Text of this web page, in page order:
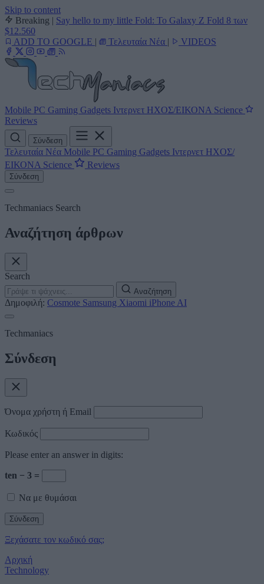
Skip to content
Breaking | Say hello to my little Fold: Το Galaxy Z Fold 8 των
$12.560
ADD TO GOOGLE | Τελευταία Νέα | VIDEOS
Mobile PC Gaming Gadgets Ιντερνετ ΗΧΟΣ/ΕΙΚΟΝΑ Science
Reviews
Σύνδεση
Τελευταία Νέα Mobile PC Gaming Gadgets Ιντερνετ ΗΧΟΣ/
ΕΙΚΟΝΑ Science Reviews
Σύνδεση
Techmaniacs Search
Αναζήτηση άρθρων
Search
Αναζήτηση
Δημοφιλή: Cosmote Samsung Xiaomi iPhone AI
Techmaniacs
Σύνδεση
Όνομα χρήστη ή Email
Κωδικός
Please enter an answer in digits:
ten − 3 =
Να με θυμάσαι
Ξεχάσατε τον κωδικό σας;
Αρχική
Technology